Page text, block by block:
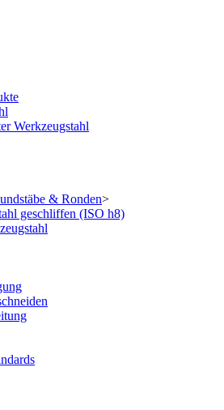
Werkzeugstahl
& Ronden>
geschliffen (ISO h8)